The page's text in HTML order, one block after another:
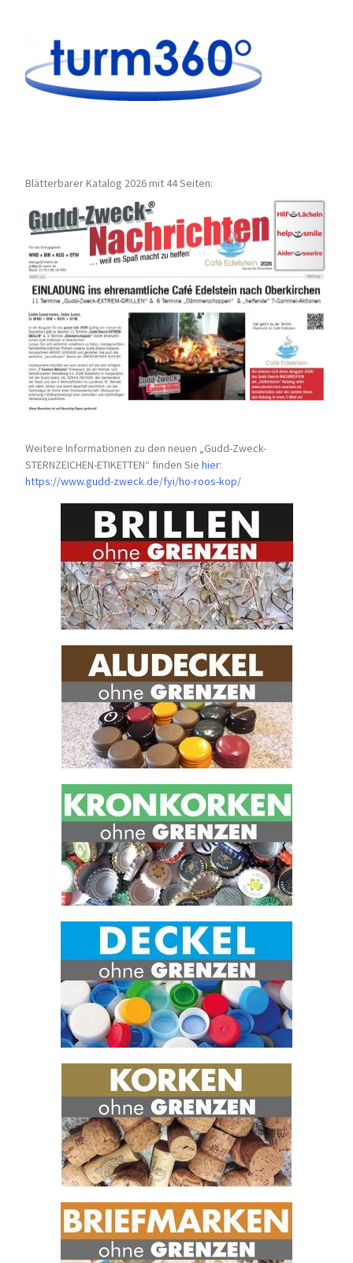
Blätterbarer Katalog 2026 mit 44 Seiten:
Weitere Informationen zu den neuen „Gudd-Zweck-
STERNZEICHEN-ETIKETTEN“ finden Siehier:
https://www.gudd-zweck.de/fyi/ho-roos-kop/